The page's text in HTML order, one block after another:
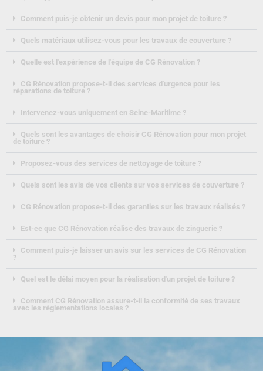
Comment puis-je obtenir un devis pour mon projet de toiture ?
Quels matériaux utilisez-vous pour les travaux de couverture ?
Quelle est l'expérience de l'équipe de CG Rénovation ?
CG Rénovation propose-t-il des services d'urgence pour les
réparations de toiture ?
Intervenez-vous uniquement en Seine-Maritime ?
Quels sont les avantages de choisir CG Rénovation pour mon projet
de toiture ?
Proposez-vous des services de nettoyage de toiture ?
Quels sont les avis de vos clients sur vos services de couverture ?
CG Rénovation propose-t-il des garanties sur les travaux réalisés ?
Est-ce que CG Rénovation réalise des travaux de zinguerie ?
Comment puis-je laisser un avis sur les services de CG Rénovation
?
Quel est le délai moyen pour la réalisation d'un projet de toiture ?
Comment CG Rénovation assure-t-il la conformité de ses travaux
avec les réglementations locales ?